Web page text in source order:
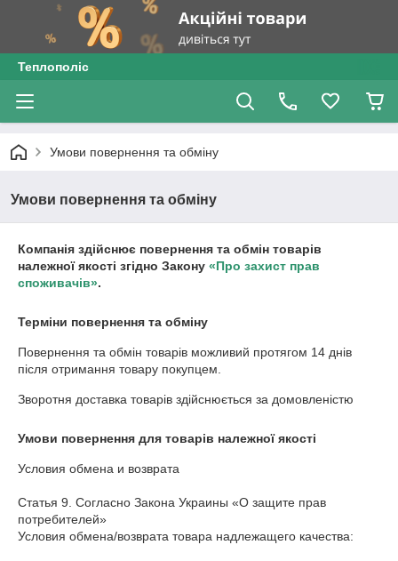
Теплополіс
Умови повернення та обміну
Умови повернення та обміну
Компанія здійснює повернення та обмін товарів
належної якості згідно Закону «Про захист прав
споживачів».
Терміни повернення та обміну
Повернення та обмін товарів можливий протягом 14 днів
після отримання товару покупцем.
Зворотня доставка товарів здійснюється за домовленістю
Умови повернення для товарів належної якості
Условия обмена и возврата
Статья 9. Согласно Закона Украины «О защите прав
потребителей»
Условия обмена/возврата товара надлежащего качества: